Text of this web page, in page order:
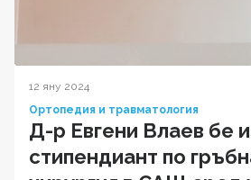
12 яну 2024
Ортопедия и травматология
Д-р Евгени Влаев бе
стипендиант по